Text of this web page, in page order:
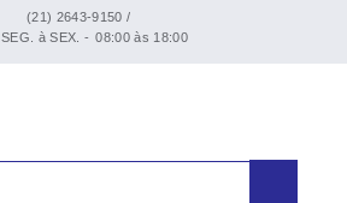
(21) 2643-9150 /
SEG. à SEX. - 08:00 às 18:00